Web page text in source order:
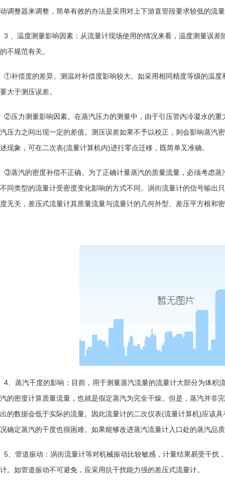
动调整器来调整，简单有效的办法是采用对上下游直管段要求较低的流
3 、温度测量影响因素 ：从流量计现场使用的情况来看，温度测量误
的不规范有关。
①补偿度的差异。测温对补偿度影响较大。如采用相同精度等级的温
要大于测压误差。
②压力测量影响因素。在蒸汽压力的测量中，由于引压管内冷凝水的
汽压力之间出现一定的差值。测压误差如果不予以校正，则会影响蒸汽
述现象，可在二次表(流量计算机内)进行零点迁移，既简单又准确。
③蒸汽的密度补偿不正确。为了正确计量蒸汽的质量流量，必须考虑
不同类型的流量计受密度变化影响的方式不同。涡街流量计的信号输出
度无关，差压式流量计其质量流量与流量计的几何外型、差压平方根和
4 、蒸汽干度的影响 ：目前，用于测量蒸汽流量的流量计大部分为体积
汽的密度计算质量流量，也就是假定蒸汽为完全干燥。但是，蒸汽并非
出的数据会低于实际的流量。因此流量计的二次仪表(流量计算机)应该
况确定蒸汽的干度也很困难。如果能够改进蒸汽流量计入口处的蒸汽品
5 、管道振动 ：涡街流量计等对机械振动比较敏感，计量结果易受干扰
计。如管道振动不可避免，应采用抗干扰能力强的差压式流量计。